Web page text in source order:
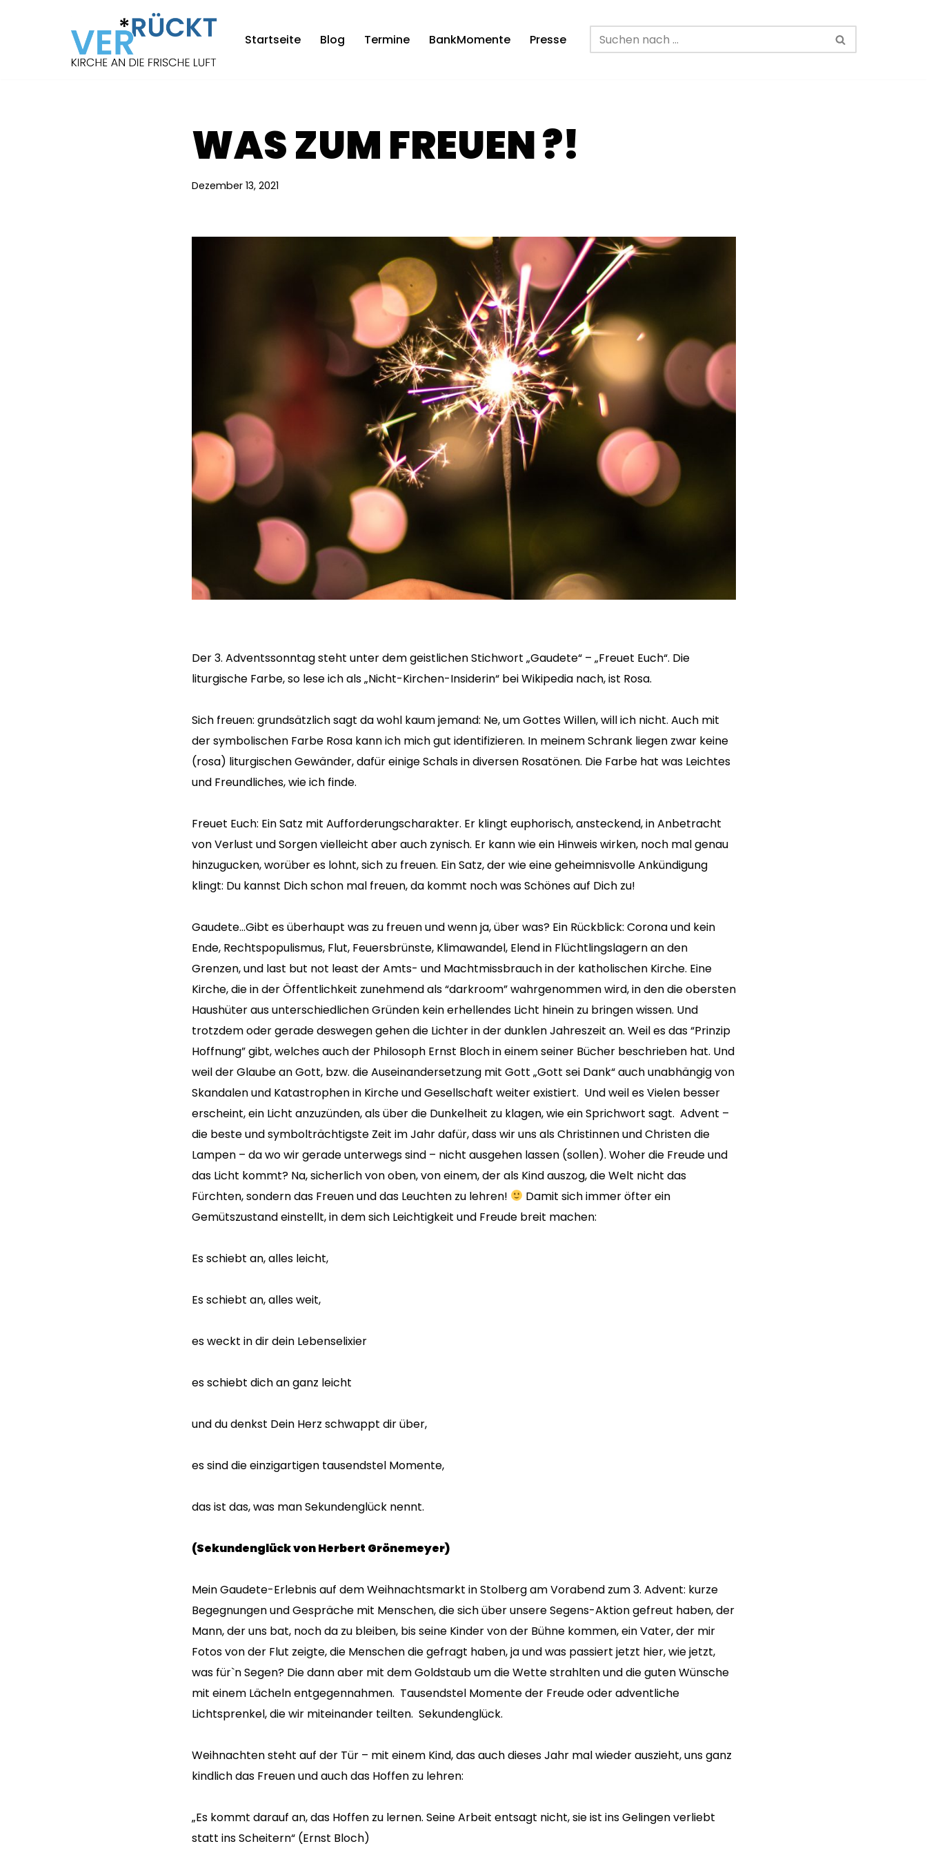
Startseite Blog Termine BankMomente Presse
WAS ZUM FREUEN ?!
Dezember 13, 2021
Der 3. Adventssonntag steht unter dem geistlichen Stichwort „Gaudete“ – „Freuet Euch“. Die
liturgische Farbe, so lese ich als „Nicht-Kirchen-Insiderin“ bei Wikipedia nach, ist Rosa.
Sich freuen: grundsätzlich sagt da wohl kaum jemand: Ne, um Gottes Willen, will ich nicht. Auch mit
der symbolischen Farbe Rosa kann ich mich gut identifizieren. In meinem Schrank liegen zwar keine
(rosa) liturgischen Gewänder, dafür einige Schals in diversen Rosatönen. Die Farbe hat was Leichtes
und Freundliches, wie ich finde.
Freuet Euch: Ein Satz mit Aufforderungscharakter. Er klingt euphorisch, ansteckend, in Anbetracht
von Verlust und Sorgen vielleicht aber auch zynisch. Er kann wie ein Hinweis wirken, noch mal genau
hinzugucken, worüber es lohnt, sich zu freuen. Ein Satz, der wie eine geheimnisvolle Ankündigung
klingt: Du kannst Dich schon mal freuen, da kommt noch was Schönes auf Dich zu!
Gaudete…Gibt es überhaupt was zu freuen und wenn ja, über was? Ein Rückblick: Corona und kein
Ende, Rechtspopulismus, Flut, Feuersbrünste, Klimawandel, Elend in Flüchtlingslagern an den
Grenzen, und last but not least der Amts- und Machtmissbrauch in der katholischen Kirche. Eine
Kirche, die in der Öffentlichkeit zunehmend als “darkroom” wahrgenommen wird, in den die obersten
Haushüter aus unterschiedlichen Gründen kein erhellendes Licht hinein zu bringen wissen. Und
trotzdem oder gerade deswegen gehen die Lichter in der dunklen Jahreszeit an. Weil es das “Prinzip
Hoffnung” gibt, welches auch der Philosoph Ernst Bloch in einem seiner Bücher beschrieben hat. Und
weil der Glaube an Gott, bzw. die Auseinandersetzung mit Gott „Gott sei Dank“ auch unabhängig von
Skandalen und Katastrophen in Kirche und Gesellschaft weiter existiert. Und weil es Vielen besser
erscheint, ein Licht anzuzünden, als über die Dunkelheit zu klagen, wie ein Sprichwort sagt. Advent –
die beste und symbolträchtigste Zeit im Jahr dafür, dass wir uns als Christinnen und Christen die
Lampen – da wo wir gerade unterwegs sind – nicht ausgehen lassen (sollen). Woher die Freude und
das Licht kommt? Na, sicherlich von oben, von einem, der als Kind auszog, die Welt nicht das
Fürchten, sondern das Freuen und das Leuchten zu lehren!
Damit sich immer öfter ein
Gemütszustand einstellt, in dem sich Leichtigkeit und Freude breit machen:
Es schiebt an, alles leicht,
Es schiebt an, alles weit,
es weckt in dir dein Lebenselixier
es schiebt dich an ganz leicht
und du denkst Dein Herz schwappt dir über,
es sind die einzigartigen tausendstel Momente,
das ist das, was man Sekundenglück nennt.
(Sekundenglück von Herbert Grönemeyer)
Mein Gaudete-Erlebnis auf dem Weihnachtsmarkt in Stolberg am Vorabend zum 3. Advent: kurze
Begegnungen und Gespräche mit Menschen, die sich über unsere Segens-Aktion gefreut haben, der
Mann, der uns bat, noch da zu bleiben, bis seine Kinder von der Bühne kommen, ein Vater, der mir
Fotos von der Flut zeigte, die Menschen die gefragt haben, ja und was passiert jetzt hier, wie jetzt,
was für`n Segen? Die dann aber mit dem Goldstaub um die Wette strahlten und die guten Wünsche
mit einem Lächeln entgegennahmen. Tausendstel Momente der Freude oder adventliche
Lichtsprenkel, die wir miteinander teilten. Sekundenglück.
Weihnachten steht auf der Tür – mit einem Kind, das auch dieses Jahr mal wieder auszieht, uns ganz
kindlich das Freuen und auch das Hoffen zu lehren:
„Es kommt darauf an, das Hoffen zu lernen. Seine Arbeit entsagt nicht, sie ist ins Gelingen verliebt
statt ins Scheitern“ (Ernst Bloch)